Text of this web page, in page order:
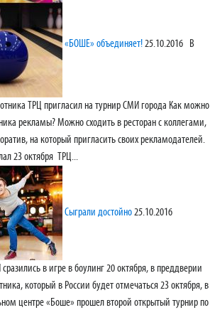
«БОШЕ» объединяет!25.10.2016 В
ТРЦ пригласил на турнир СМИ города Как можно
рекламы? Можно сходить в ресторан с коллегами,
на который пригласить своих рекламодателей.
23 октября ТРЦ...
Сыграли достойно25.10.2016
в игре в боулинг 20 октября, в преддверии
который в России будет отмечаться 23 октября, в
центре «Боше» прошел второй открытый турнир по